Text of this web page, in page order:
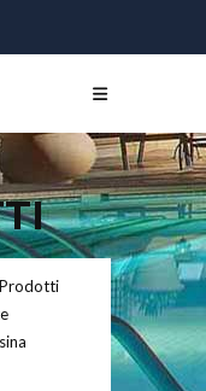
Prodotti